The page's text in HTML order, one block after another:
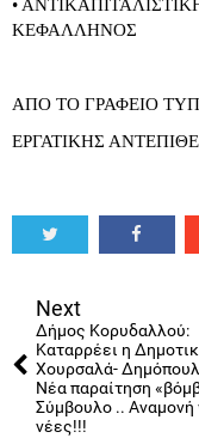
•
ΚΕΦΑΛΛΗΝΟΣ
ΑΠΟ ΤΟ ΓΡΑΦΕΙΟ
ΕΡΓΑΤΙΚΗΣ
Next
Δήμος Κορυδαλλού:
Καταρρέει η
Χουρσαλά-
Νέα παραίτηση
Σύμβουλο .. Αναμονή
νέες!!!